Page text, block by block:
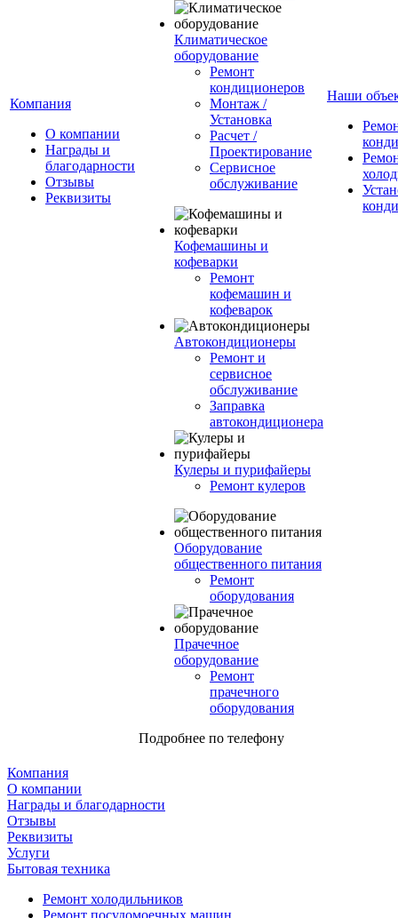
Компания
О компании
Награды и
благодарности
Отзывы
Реквизиты
Климатическое
оборудование
Ремонт
кондиционеров
Монтаж /
Установка
Расчет /
Проектирование
Сервисное
обслуживание
Кофемашины и
кофеварки
Ремонт
кофемашин и
кофеварок
Автокондиционеры
Ремонт и
сервисное
обслуживание
Заправка
автокондиционера
Кулеры и пурифайеры
Ремонт кулеров
Оборудование
общественного питания
Ремонт
оборудования
Прачечное
оборудование
Ремонт
прачечного
оборудования
Подробнее по телефону
Наши
Компания
О компании
Награды и благодарности
Отзывы
Реквизиты
Услуги
Бытовая техника
Ремонт холодильников
Ремонт посудомоечных машин